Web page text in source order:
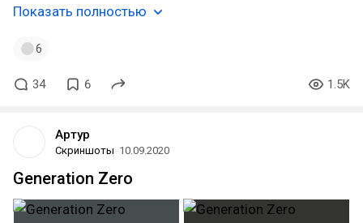
Показать полностью
6
34 6 1.5K
Артур
Скриншоты 10.09.2020
Generation Zero